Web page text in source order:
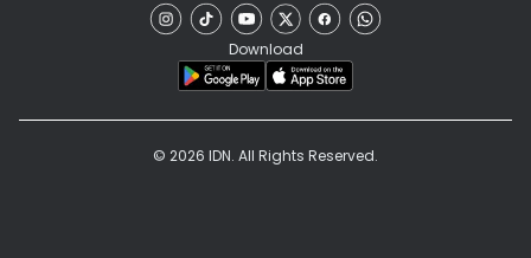
Download
© 2026 IDN. All Rights Reserved.